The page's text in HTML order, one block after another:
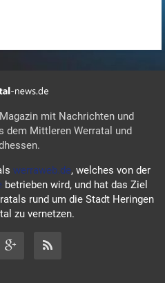
mit Nachrichten und
dem Mittleren Werratal und
werraweb.de, welches von der
betrieben wird, und hat das Ziel
rund um die Stadt Heringen
zu vernetzen.